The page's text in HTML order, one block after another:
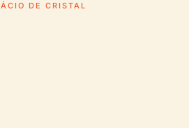
DE CRISTAL